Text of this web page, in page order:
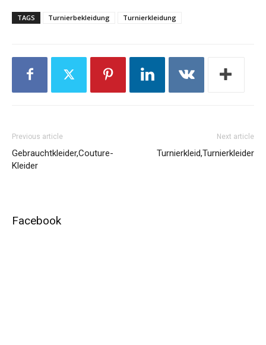
TAGS Turnierbekleidung Turnierkleidung
Previous article
Gebrauchtkleider,Couture-
Kleider
Next article
Turnierkleid,Turnierkleider
Facebook